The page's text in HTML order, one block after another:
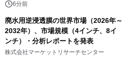
6分前
廃水用逆浸透膜の世界市場（2026年～
2032年）、市場規模（4インチ、8イ
ンチ）・分析レポートを発表
株式会社マーケットリサーチセンター